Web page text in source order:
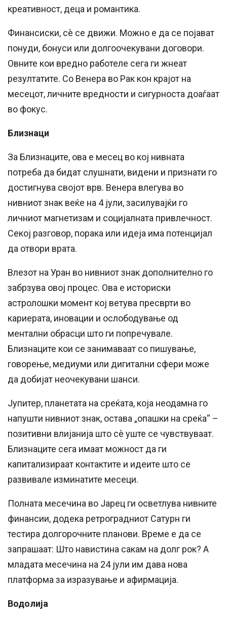
креативност, деца и романтика.
Финансиски, сè се движи. Можно е да се појават
понуди, бонуси или долгоочекувани договори.
Овните кои вредно работеле сега ги жнеат
резултатите. Со Венера во Рак кон крајот на
месецот, личните вредности и сигурноста доаѓаат
во фокус.
Близнаци
За Близнаците, ова е месец во кој нивната
потреба да бидат слушнати, видени и признати го
достигнува својот врв. Венера влегува во
нивниот знак веќе на 4 јули, засилувајќи го
личниот магнетизам и социјалната привлечност.
Секој разговор, порака или идеја има потенцијал
да отвори врата.
Влезот на Уран во нивниот знак дополнително го
забрзува овој процес. Ова е историски
астролошки момент кој ветува пресврти во
кариерата, иновации и ослободување од
ментални обрасци што ги попречувале.
Близнаците кои се занимаваат со пишување,
говорење, медиуми или дигитални сфери може
да добијат неочекувани шанси.
Јупитер, планетата на среќата, која неодамна го
напушти нивниот знак, остава „опашки на среќа“ –
позитивни влијанија што сè уште се чувствуваат.
Близнаците сега имаат можност да ги
капитализираат контактите и идеите што се
развивале изминатите месеци.
Полната месечина во Јарец ги осветлува нивните
финансии, додека ретроградниот Сатурн ги
тестира долгорочните планови. Време е да се
запрашаат: Што навистина сакам на долг рок? А
младата месечина на 24 јули им дава нова
платформа за изразување и афирмација.
Водолија